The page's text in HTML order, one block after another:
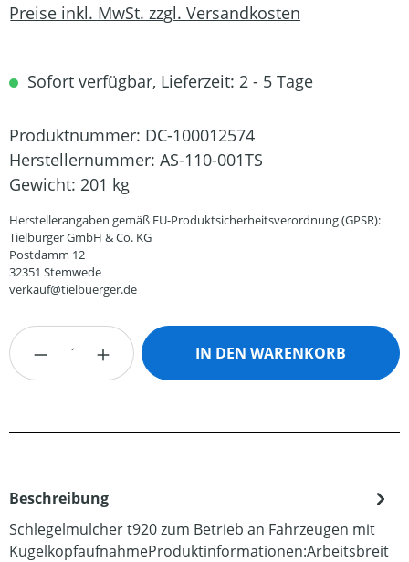
Preise inkl. MwSt. zzgl. Versandkosten
Sofort verfügbar, Lieferzeit: 2 - 5 Tage
Produktnummer: DC-100012574
Herstellernummer: AS-110-001TS
Gewicht: 201 kg
Herstellerangaben gemäß EU-Produktsicherheitsverordnung (GPSR):
Tielbürger GmbH & Co. KG
Postdamm 12
32351 Stemwede
verkauf@tielbuerger.de
Produkt Anzahl: Gib den gewünschten
IN DEN WARENKORB
Beschreibung
Schlegelmulcher t920 zum Betrieb an Fahrzeugen mit
KugelkopfaufnahmeProduktinformationen:Arbeitsbreit